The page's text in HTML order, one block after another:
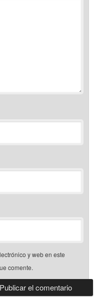
y web en este
comente.